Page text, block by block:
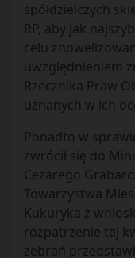
spółdzielczych
RP, aby jak
celu
uwzględnieniem
Rzecznika Praw
uznanych w ich
Ponadto w
zwrócił się do
Cezarego
Towarzystwa
Kukuryka z
rozpatrzenie tej
zebrań